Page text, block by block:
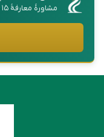
مشاورهٔ معارفهٔ ۱۵ دقیقه‌ای رایگان، آنلاین